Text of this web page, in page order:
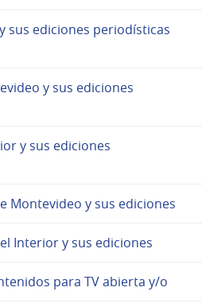
sus ediciones periodísticas
y sus ediciones
y sus ediciones
Montevideo y sus ediciones
Interior y sus ediciones
para TV abierta y/o